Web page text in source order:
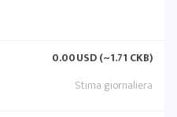
0.00USD (~1.71 CKB)